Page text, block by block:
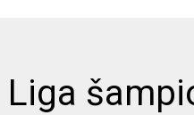
Liga